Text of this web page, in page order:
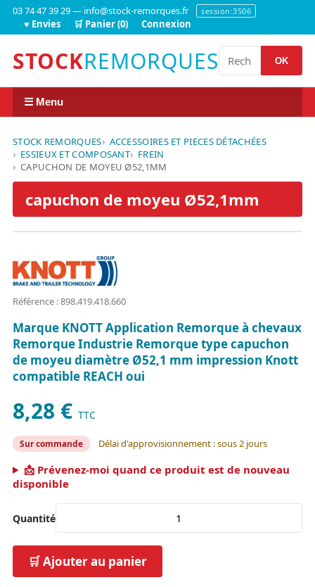
03 74 47 39 29 — info@stock-remorques.fr session:3506
♥ Envies 🛒 Panier (0) Connexion
STOCKREMORQUES OK
☰ Menu
STOCK REMORQUES
ACCESSOIRES ET PIECES DÉTACHÉES
ESSIEUX ET COMPOSANT
FREIN
CAPUCHON DE MOYEU Ø52,1MM
capuchon de moyeu Ø52,1mm
Référence : 898.419.418.660
Marque KNOTT Application Remorque à chevaux
Remorque Industrie Remorque type capuchon
de moyeu diamètre Ø52,1 mm impression Knott
compatible REACH oui
8,28 € TTC
Sur commande Délai d'approvisionnement : sous 2 jours
📩 Prévenez-moi quand ce produit est de nouveau
disponible
Quantité
🛒 Ajouter au panier